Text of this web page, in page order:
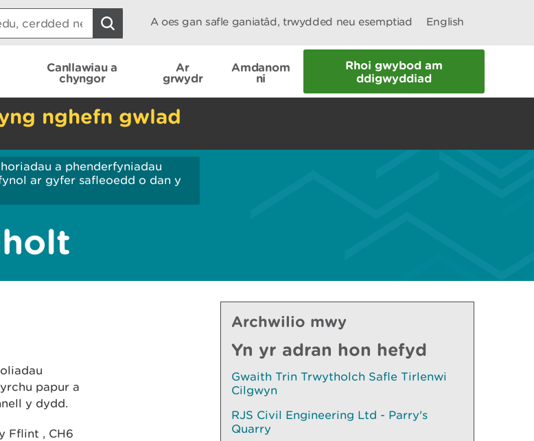
A oes gan safle ganiatâd, trwydded neu esemptiad English
Canllawiau a
chyngor
Ar
grwydr
Amdanom
ni
Rhoi gwybod am
ddigwyddiad
nghefn gwlad
a phenderfyniadau
ar gyfer safleoedd o dan y
papur a
y dydd.
Fflint , CH6
Archwilio mwy
Yn yr adran hon hefyd
Gwaith Trin Trwytholch Safle Tirlenwi
Cilgwyn
RJS Civil Engineering Ltd - Parry's
Quarry